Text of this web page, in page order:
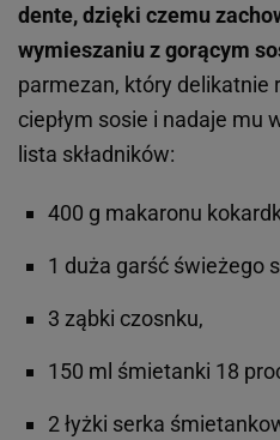
dente, dzięki czemu
wymieszaniu z gorącym
parmezan, który delikatnie
ciepłym sosie i nadaje mu
lista składników:
400 g makaronu
1 duża garść świeżego
3 ząbki czosnku,
150 ml śmietanki 18
2 łyżki serka